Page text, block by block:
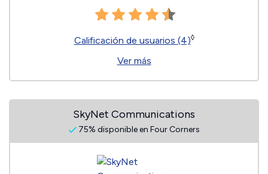
Calificación de usuarios (4)◊
Ver más
SkyNet Communications
75% disponible en Four Corners